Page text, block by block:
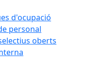
d'ocupació
personal
oberts